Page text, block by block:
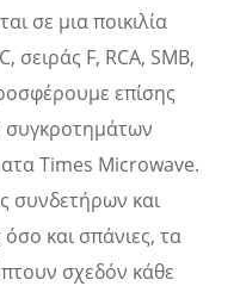
σε μια ποικιλία
σειράς F, RCA, SMB,
επίσης
συγκροτημάτων
Times Microwave.
συνδετήρων και
και σπάνιες, τα
σχεδόν κάθε